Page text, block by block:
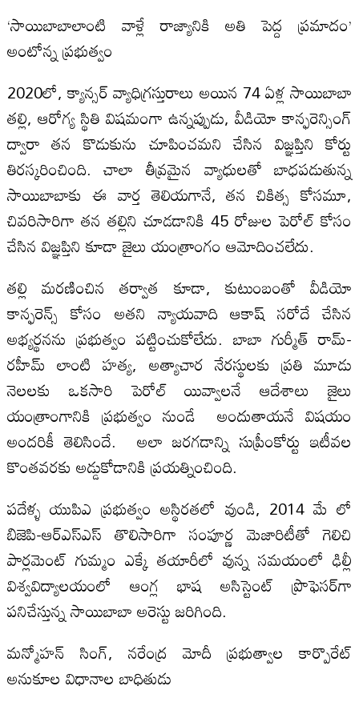
‘సాయిబాబాలాంటి వాళ్లే రాజ్యానికి అతి పెద్ద ప్రమాదం’
అంటోన్న ప్రభుత్వం
2020లో, క్యాన్సర్ వ్యాధిగ్రస్తురాలు అయిన 74 ఏళ్ల సాయిబాబా
తల్లి, ఆరోగ్య స్థితి విషమంగా ఉన్నప్పుడు, వీడియో కాన్ఫరెన్సింగ్
ద్వారా తన కొడుకును చూపించమని చేసిన విజ్ఞప్తిని కోర్టు
తిరస్కరించింది. చాలా తీవ్రమైన వ్యాధులతో బాధపడుతున్న
సాయిబాబాకు ఈ వార్త తెలియగానే, తన చికిత్స కోసమూ,
చివరిసారిగా తన తల్లిని చూడడానికి 45 రోజుల పెరోల్ కోసం
చేసిన విజ్ఞప్తిని కూడా జైలు యంత్రాంగం ఆమోదించలేదు.
తల్లి మరణించిన తర్వాత కూడా, కుటుంబంతో వీడియో
కాన్ఫరెన్స్ కోసం అతని న్యాయవాది ఆకాష్ సరోదే చేసిన
అభ్యర్థనను ప్రభుత్వం పట్టించుకోలేదు. బాబా గుర్మీత్ రామ్-
రహీమ్ లాంటి హత్య, అత్యాచార నేరస్థులకు ప్రతి మూడు
నెలలకు ఒకసారి పెరోల్ యివ్వాలనే ఆదేశాలు జైలు
యంత్రాంగానికి ప్రభుత్వం నుండే అందుతాయనే విషయం
అందరికీ తెలిసిందే. అలా జరగడాన్ని సుప్రీంకోర్టు ఇటీవల
కొంతవరకు అడ్డుకోడానికి ప్రయత్నించింది.
పదేళ్ళ యుపిఎ ప్రభుత్వం అస్థిరతలో వుండి, 2014 మే లో
బిజెపి-ఆర్‌ఎస్‌ఎస్ తొలిసారిగా సంపూర్ణ మెజారిటీతో గెలిచి
పార్ల‌మెంట్ గుమ్మం ఎక్కే తయారీలో వున్న సమయంలో ఢిల్లీ
విశ్వవిద్యాలయంలో ఆంగ్ల భాష అసిస్టెంట్ ప్రొఫెసర్‌‌గా
పనిచేస్తున్న సాయిబాబా అరెస్టు జరిగింది.
మన్మోహన్ సింగ్, నరేంద్ర మోదీ ప్రభుత్వాల కార్పొరేట్
అనుకూల విధానాల బాధితుడు